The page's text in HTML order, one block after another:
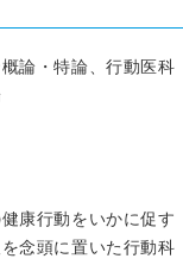
論・特論、行動医科
康行動をいかに促す
念頭に置いた行動科